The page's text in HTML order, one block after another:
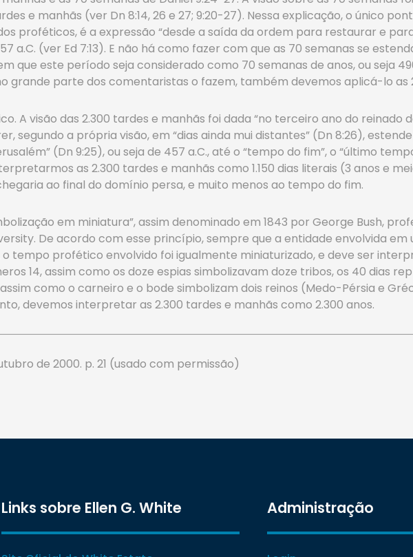
e manhãs (ver Dn 8:14, 26 e 27; 9:20-27). Nessa explicação, o único
proféticos, é a expressão “desde a saída da ordem para restaurar e
a.C. (ver Ed 7:13). E não há como fazer com que as 70 semanas se
que este período seja considerado como 70 semanas de anos, ou seja
grande parte dos comentaristas o fazem, também devemos aplicá-lo as
A visão das 2.300 tardes e manhãs foi dada “no terceiro ano do reinado
segundo a própria visão, em “dias ainda mui distantes” (Dn 8:26),
(Dn 9:25), ou seja de 457 a.C., até o “tempo do fim”, o “último
as 2.300 tardes e manhãs como 1.150 dias literais (3 anos e
ao final do domínio persa, e muito menos ao tempo do fim.
em miniatura”, assim denominado em 1843 por George Bush,
De acordo com esse princípio, sempre que a entidade envolvida
tempo profético envolvido foi igualmente miniaturizado, e deve ser
14, assim como os doze espias simbolizavam doze tribos, os 40 dias
como o carneiro e o bode simbolizam dois reinos (Medo-Pérsia e
devemos interpretar as 2.300 tardes e manhãs como 2.300 anos.
de 2000. p. 21 (usado com permissão)
Links sobre Ellen G. White Administração